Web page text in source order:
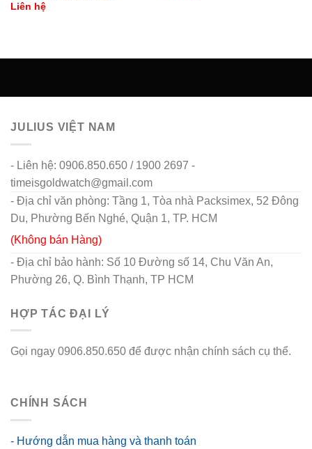
Liên hệ
JULIUS VIỆT NAM
- Liên hệ: 0906.850.650 / 1900 2697 -
timeisgoldwatch@gmail.com
- Địa chỉ văn phòng: Tầng 1, Tòa nhà Packsimex, 52 Đông
Du, Phường Bến Nghé, Quận 1, TP. HCM
(Không bán Hàng)
- Địa chỉ bảo hành: Số 10 Đường số 14, Chu Văn An,
Phường 26, Q. Bình Thạnh, TP HCM
HỢP TÁC ĐẠI LÝ
Gọi ngay 0906.850.650 để được nhận chính sách cụ thể.
CHÍNH SÁCH
- Hướng dẫn mua hàng và thanh toán